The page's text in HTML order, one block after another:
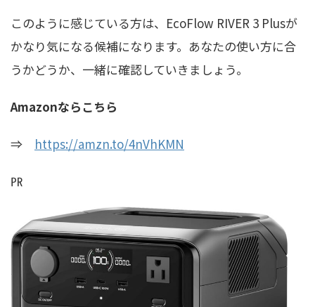
このように感じている方は、EcoFlow RIVER 3 Plusが
かなり気になる候補になります。あなたの使い方に合
うかどうか、一緒に確認していきましょう。
Amazonならこちら
⇒ https://amzn.to/4nVhKMN
㏚